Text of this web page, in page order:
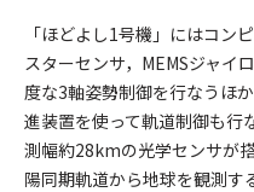
「ほどよし1号機」にはコン
スターセンサ，MEMSジャイ
度な3軸姿勢制御を行なうほ
進装置を使って軌道制御も行
測幅約28kmの光学センサが
陽同期軌道から地球を観測す